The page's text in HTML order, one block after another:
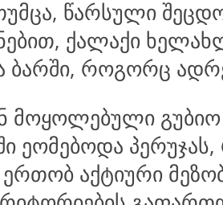
წარსული
ქალაქი
ბარში, როგორც
მოყოლებული
ეომებოდა
ერთობ აქტიური